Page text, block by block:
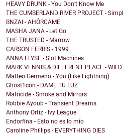
HEAVY DRUNK - You Don’t Know Me
THE CUMBERLAND RIVER PROJECT -
BNZAI - AHÓRCAME
MASHA JANA - Let Go
THE TRUSTED - Marrow
CARSON FERRIS - 1999
ANNA ELYSE - Slot Machines
MARK VENNIS & DIFFERENT PLACE - WILD
Matteo Germeno - You (Like Lightning)
Ghost1con - DAME TU LUZ
Matricide - Smoke and Mirrors
Robbie Ayoub - Transient Dreams
Anthony Ortiz - Ivy League
Endorfina - Esto no es lo mío
Caroline Phillips - EVERYTHING DIES